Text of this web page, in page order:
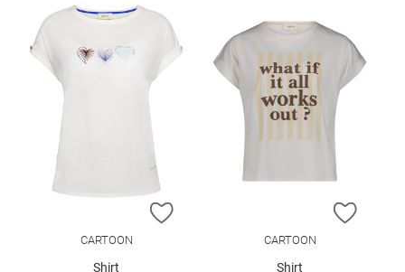
ZUR WUNSCHLISTE HINZUFÜGEN
CARTOON
Shirt
ZUR
CARTOON
Shirt